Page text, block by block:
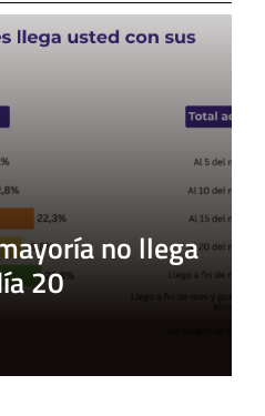
no llega
20